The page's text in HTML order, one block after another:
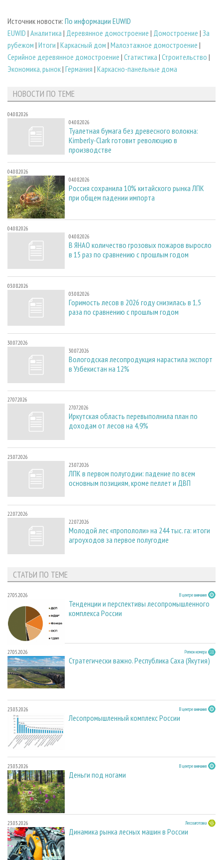
Источник новости: По информации EUWID
EUWID | Аналитика | Деревянное домостроение | Домостроение | За
рубежом | Итоги | Каркасный дом | Малоэтажное домостроение |
Серийное деревянное домостроение | Статистика | Строительство |
Экономика, рынок| Германия | Каркасно-панельные дома
НОВОСТИ ПО ТЕМЕ
04.08.2026
04.08.2026
Туалетная бумага без древесного волокна:
Kimberly-Clark готовит революцию в
производстве
04.08.2026
04.08.2026
Россия сохранила 10% китайского рынка ЛПК
при общем падении импорта
04.08.2026
04.08.2026
В ЯНАО количество грозовых пожаров выросло
в 15 раз по сравнению с прошлым годом
03.08.2026
03.08.2026
Горимость лесов в 2026 году снизилась в 1,5
раза по сравнению с прошлым годом
30.07.2026
30.07.2026
Вологодская лесопродукция нарастила экспорт
в Узбекистан на 12%
27.07.2026
27.07.2026
Иркутская область перевыполнила план по
доходам от лесов на 4,9%
23.07.2026
23.07.2026
ЛПК в первом полугодии: падение по всем
основным позициям, кроме пеллет и ДВП
22.07.2026
22.07.2026
Молодой лес «пропололи» на 244 тыс. га: итоги
агроуходов за первое полугодие
СТАТЬИ ПО ТЕМЕ
27.05.2026 В центре внимания
Тенденции и перспективы лесопромышленного
комплекса России
27.05.2026 Регион номера
Стратегически важно. Республика Саха (Якутия)
23.03.2026 В центре внимания
Лесопромышленный комплекс России
23.03.2026 В центре внимания
Деньги под ногами
23.03.2026 Лесозаготовка
Динамика рынка лесных машин в России